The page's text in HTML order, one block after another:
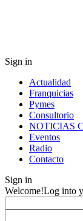
Sign in
Actualidad
Franquicias
Pymes
Consultorio
NOTICIAS
Eventos
Radio
Contacto
Sign in
Welcome!Log into